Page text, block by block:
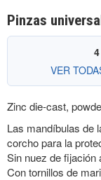
Pinzas
VER
Zinc die-cast,
Las mandíbulas de
corcho para la
Sin nuez de fijación
Con tornillos de